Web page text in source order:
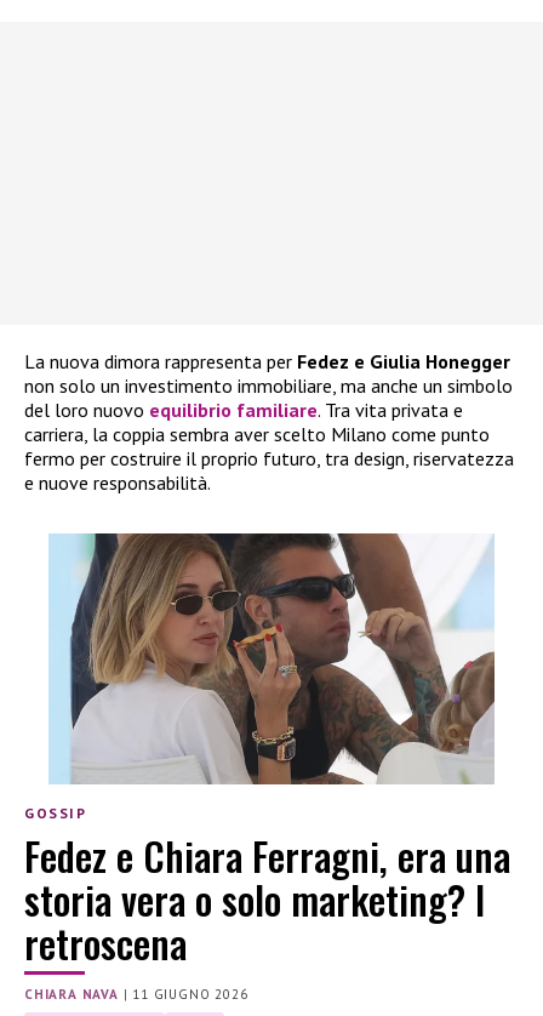
La nuova dimora rappresenta per Fedez e Giulia Honegger
non solo un investimento immobiliare, ma anche un simbolo
del loro nuovo equilibrio familiare. Tra vita privata e
carriera, la coppia sembra aver scelto Milano come punto
fermo per costruire il proprio futuro, tra design, riservatezza
e nuove responsabilità.
GOSSIP
Fedez e Chiara Ferragni, era una
storia vera o solo marketing? I
retroscena
CHIARA NAVA | 11 GIUGNO 2026